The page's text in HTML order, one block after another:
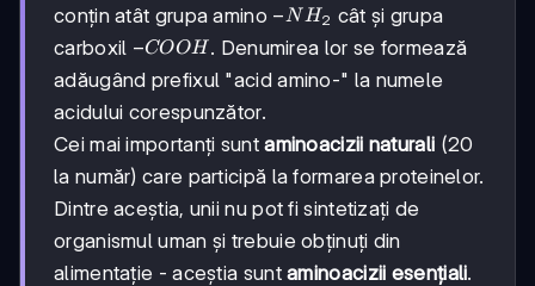
conțin atât grupa amino -
NH₂
−NH2 cât și grupa
carboxil -
COOH
−COOH . Denumirea lor se formează
adăugând prefixul "acid amino-" la numele
acidului corespunzător.
Cei mai importanți suntaminoacizii naturali (20
la număr) care participă la formarea proteinelor.
Dintre aceștia, unii nu pot fi sintetizați de
organismul uman și trebuie obținuți din
alimentație - aceștia suntaminoacizii esențiali.